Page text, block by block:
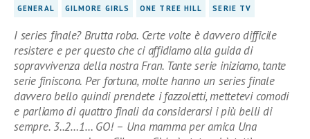
GENERAL GILMORE GIRLS ONE TREE HILL SERIE TV
I series finale? Brutta roba. Certe volte è davvero difficile
resistere e per questo che ci affidiamo alla guida di
sopravvivenza della nostra Fran. Tante serie iniziamo, tante
serie finiscono. Per fortuna, molte hanno un series finale
davvero bello quindi prendete i fazzoletti, mettetevi comodi
e parliamo di quattro finali da considerarsi i più belli di
sempre. 3..2…1… GO! – Una mamma per amica Una